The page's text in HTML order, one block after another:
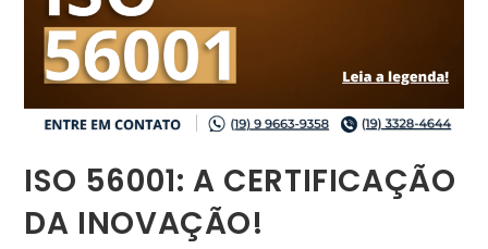
ISO 56001: A CERTIFICAÇÃO
DA INOVAÇÃO!